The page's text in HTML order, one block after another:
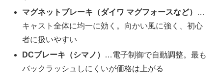
マグネットブレーキ（ダイワ マグフォースなど）
…
キャスト全体に均一に効く。向かい風に強く、初心
者に扱いやすい
DCブレーキ（シマノ）
…電子制御で自動調整。最も
バックラッシュしにくいが価格は上がる